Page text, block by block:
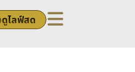
ดูไลฟ์สด